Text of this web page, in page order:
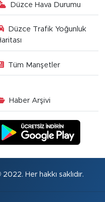
Düzce Hava Durumu
Düzce Trafik Yoğunluk
Tüm Manşetler
Haber Arşivi
Her hakkı saklıdır.